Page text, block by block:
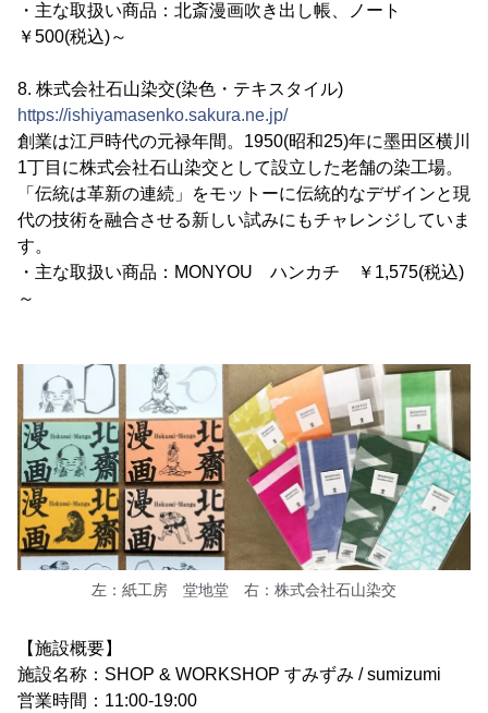
・主な取扱い商品：北斎漫画吹き出し帳、ノート
￥500(税込)～
8. 株式会社石山染交(染色・テキスタイル)
https://ishiyamasenko.sakura.ne.jp/
創業は江戸時代の元禄年間。1950(昭和25)年に墨田区横川
1丁目に株式会社石山染交として設立した老舗の染工場。
「伝統は革新の連続」をモットーに伝統的なデザインと現
代の技術を融合させる新しい試みにもチャレンジしていま
す。
・主な取扱い商品：MONYOU ハンカチ ￥1,575(税込)
～
左：紙工房 堂地堂 右：株式会社石山染交
【施設概要】
施設名称：SHOP & WORKSHOP すみずみ / sumizumi
営業時間：11:00-19:00